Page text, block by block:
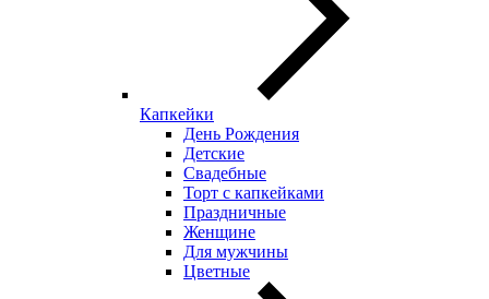
Капкейки
День Рождения
Детские
Свадебные
Торт с капкейками
Праздничные
Женщине
Для мужчины
Цветные